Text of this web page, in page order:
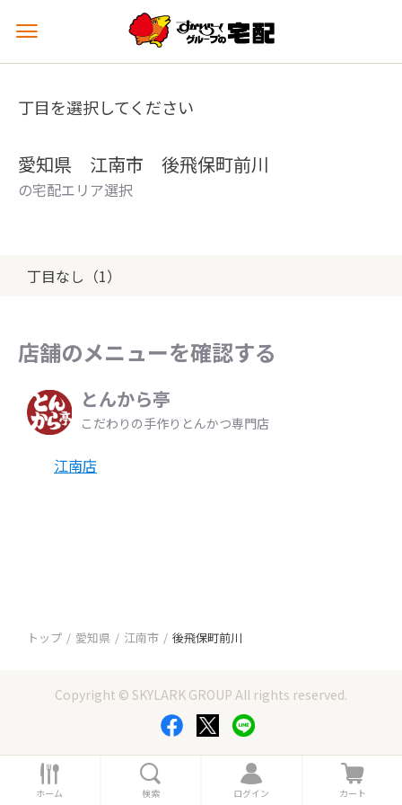
メ
ュ
を
丁目を選択してください
愛知県 江南市 後飛保町前川
の宅配エリア選択
丁目なし（1）
店舗のメニューを確認する
とんから亭
こだわりの手作りとんかつ専門店
江南店
トップ 愛知県 江南市 後飛保町前川
Copyright © SKYLARK GROUP All rights reserved.
ホ
ー
ホーム 索
検索
ロ
グ
ログイン
カ
ー
カート